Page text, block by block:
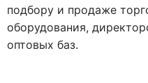
подбору и продаже
оборудования,
оптовых баз.